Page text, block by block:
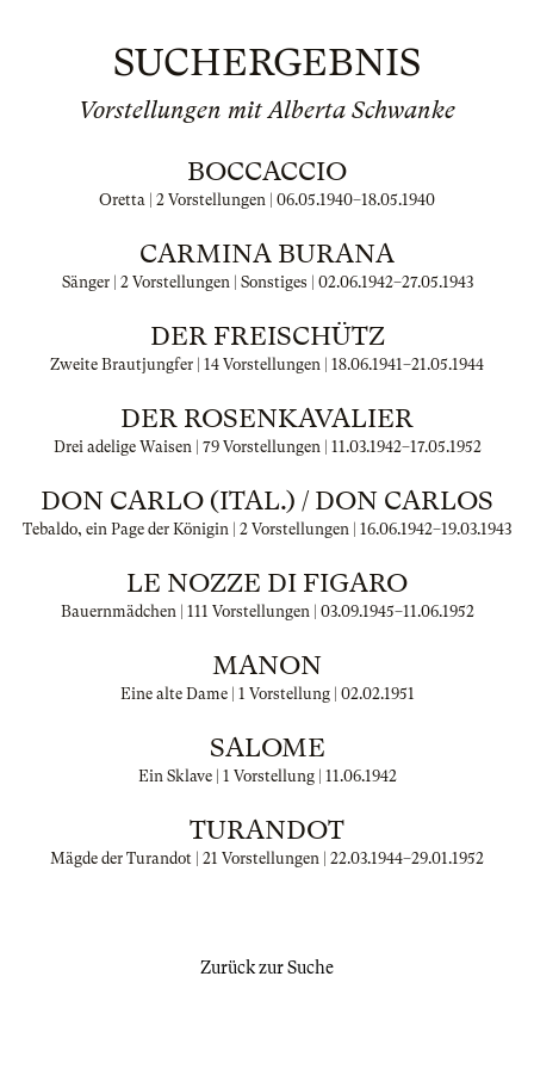
SUCHERGEBNIS
Vorstellungen mit Alberta Schwanke
BOCCACCIO
Oretta | 2 Vorstellungen | 06.05.1940–18.05.1940
CARMINA BURANA
Sänger | 2 Vorstellungen | Sonstiges | 02.06.1942–27.05.1943
DER FREISCHÜTZ
Zweite Brautjungfer | 14 Vorstellungen | 18.06.1941–21.05.1944
DER ROSENKAVALIER
Drei adelige Waisen | 79 Vorstellungen | 11.03.1942–17.05.1952
DON CARLO (ITAL.) / DON CARLOS
Tebaldo, ein Page der Königin | 2 Vorstellungen | 16.06.1942–19.03.1943
LE NOZZE DI FIGARO
Bauernmädchen | 111 Vorstellungen | 03.09.1945–11.06.1952
MANON
Eine alte Dame | 1 Vorstellung | 02.02.1951
SALOME
Ein Sklave | 1 Vorstellung | 11.06.1942
TURANDOT
Mägde der Turandot | 21 Vorstellungen | 22.03.1944–29.01.1952
Zurück zur Suche